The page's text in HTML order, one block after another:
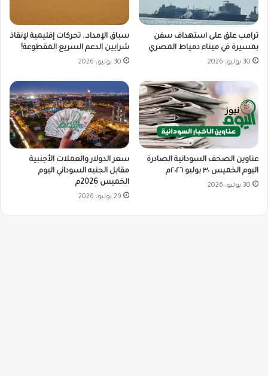
ترامب علق على استهداف سفن
بمسيرة في ميناء دمياط المصري
30 يوليو، 2026
سباق الإمداد.. تحركات إقليمية لإنقاذ
شرايين الدعم السريع المقطوعة!
30 يوليو، 2026
عناوين الصحف السودانية الصادرة
اليوم الخميس ٣٠ يوليو ٢٠٢٦م
30 يوليو، 2026
سعر الدولار والعملات الأجنبية
مقابل الجنيه السوداني اليوم
الخميس 2026م
29 يوليو، 2026